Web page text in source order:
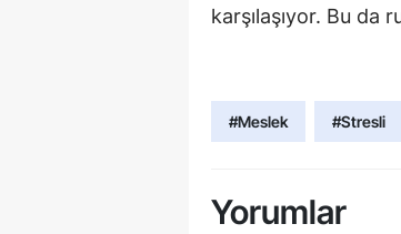
karşılaşıyor. Bu da
#Meslek #Stresli
Yorumlar